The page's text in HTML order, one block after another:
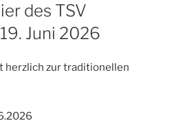
des TSV
Juni 2026
herzlich zur traditionellen